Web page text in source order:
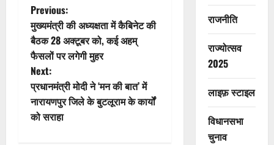
P
o
s
t
n
Previous:
मुख्यमंत्री की अध्यक्षता में कैबिनेट की
बैठक 28 अक्टूबर को, कई अहम्
फैसलों पर लगेगी मुहर
Next:
प्रधानमंत्री मोदी ने ‘मन की बात’ में
नारायणपुर जिले के बुटलूराम के कार्यों
को सराहा
राजनीति
राज्योत्सव
2025
लाइफ़ स्टाइल
विधानसभा
चुनाव